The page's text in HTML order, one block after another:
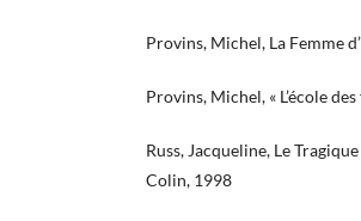
Provins, Michel, La Femme
Provins, Michel, « L’école
Russ, Jacqueline, Le
Colin, 1998